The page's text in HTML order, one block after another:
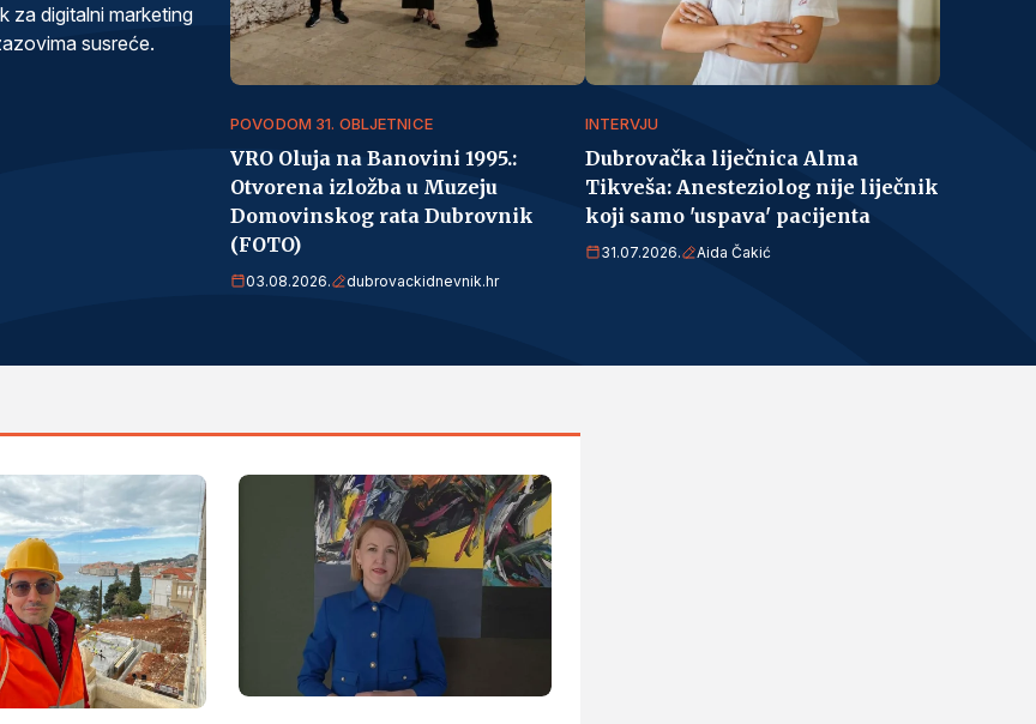
za digitalni marketing
susreće.
POVODOM 31. OBLJETNICE
VRO Oluja na Banovini 1995.:
Otvorena izložba u Muzeju
Domovinskog rata Dubrovnik
(FOTO)
03.08.2026. dubrovackidnevnik.hr
INTERVJU
Dubrovačka liječnica Alma
Tikveša: Anesteziolog nije liječnik
koji samo 'uspava' pacijenta
31.07.2026. Aida Čakić